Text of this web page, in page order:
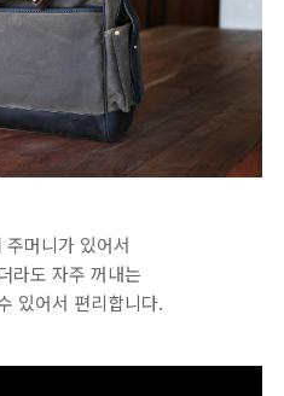
머니가 있어서
라도 자주 꺼내는
있어서 편리합니다.